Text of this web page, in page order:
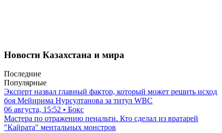
Новости Казахстана и мира
Последние
Популярные
Эксперт назвал главный фактор, который может решить исход
боя Мейирима Нурсултанова за титул WBC
06 августа, 15:52 • Бокс
Мастера по отражению пенальти. Кто сделал из вратарей
"Кайрата" ментальных монстров